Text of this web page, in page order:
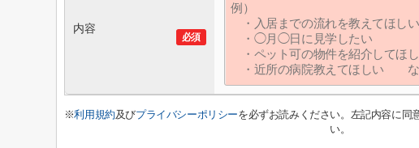
必須
内容
※利用規約及びプライバシーポリシーを必ずお読みください。左記内容に同
い。